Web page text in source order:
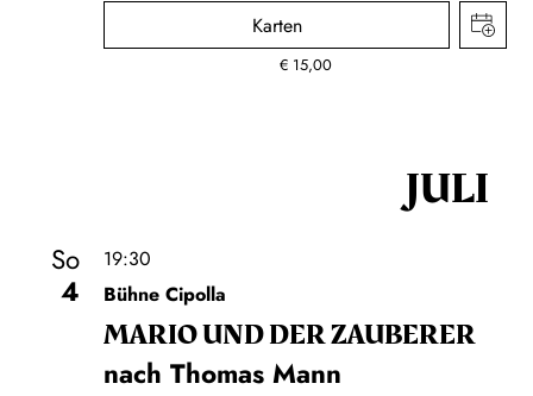
Karten
€ 15,00
JULI
So
4
19:30
Bühne Cipolla
MARIO UND DER ZAUBERER
nach Thomas Mann